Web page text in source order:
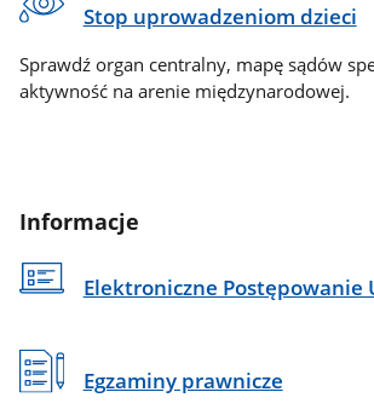
Stop uprowadzeniom dzieci
Sprawdź organ centralny, mapę sądów
aktywność na arenie międzynarodowej.
Informacje
Elektroniczne Postępowanie
Egzaminy prawnicze